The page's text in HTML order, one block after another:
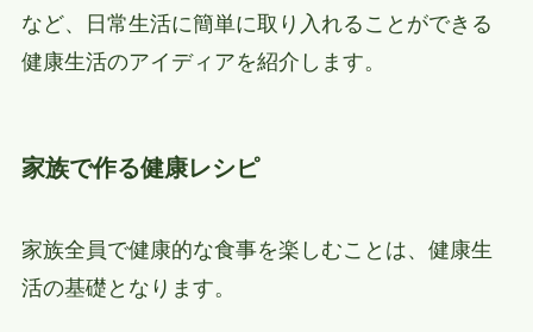
など、日常生活に簡単に取り入れることができる
健康生活のアイディアを紹介します。
家族で作る健康レシピ
家族全員で健康的な食事を楽しむことは、健康生
活の基礎となります。